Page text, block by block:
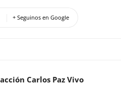
+ Seguinos en Google
Carlos Paz Vivo